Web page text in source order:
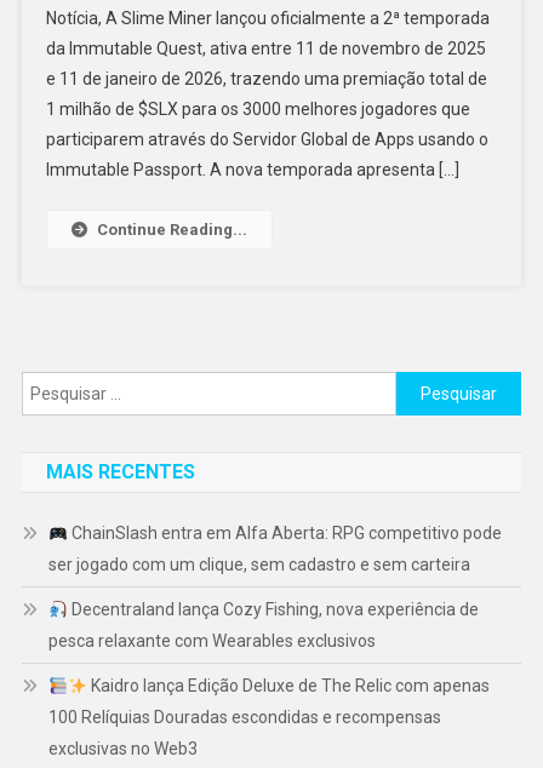
Notícia, A Slime Miner lançou oficialmente a 2ª temporada
da Immutable Quest, ativa entre 11 de novembro de 2025
e 11 de janeiro de 2026, trazendo uma premiação total de
1 milhão de $SLX para os 3000 melhores jogadores que
participarem através do Servidor Global de Apps usando o
Immutable Passport. A nova temporada apresenta […]
Continue Reading...
Pesquisar
por:
MAIS RECENTES
ChainSlash entra em Alfa Aberta: RPG competitivo pode
ser jogado com um clique, sem cadastro e sem carteira
Decentraland lança Cozy Fishing, nova experiência de
pesca relaxante com Wearables exclusivos
Kaidro lança Edição Deluxe de The Relic com apenas
100 Relíquias Douradas escondidas e recompensas
exclusivas no Web3